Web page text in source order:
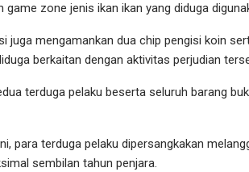
game zone jenis ikan ikan yang diduga
juga mengamankan dua chip pengisi koin
berkaitan dengan aktivitas perjudian
terduga pelaku beserta seluruh barang
para terduga pelaku dipersangkakan
sembilan tahun penjara.